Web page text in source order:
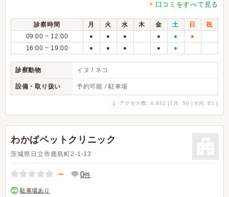
口コミをすべて見る
診察時間 月 火 水 木 金 土 日
祝
09:00 ~ 12:00
● ● ● ● ● ●
16:00 ~ 19:00 ● ● ● ● ●
診察動物 イヌ / ネコ
設備・取り扱い 予約可能 / 駐車場
↓ アクセス数: 4,931 [7月: 50 | 6月: 61 ]
わかばペットクリニック
茨城県日立市鹿島町2-1-13
－ 0件
駐車場あり